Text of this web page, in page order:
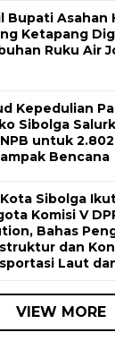
Bupati Asahan
Ketapang
Ruku Air
Kepedulian
Sibolga
untuk
Bencana
Sibolga
Komisi V
Bahas
dan
Laut
VIEW MORE